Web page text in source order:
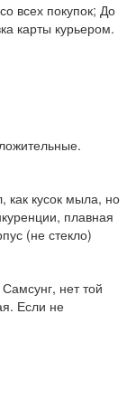
всех покупок; До
карты курьером.
как кусок мыла, но
плавная
(не стекло)
нет той
Если не